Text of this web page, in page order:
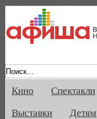
Кино Спектакли
Выставки
Детям